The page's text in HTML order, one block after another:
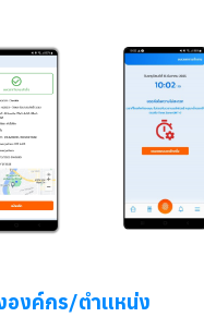
องค์กร/ตำแหน่ง